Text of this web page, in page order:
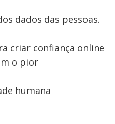
dados das pessoas.
criar confiança online
o pior
humana